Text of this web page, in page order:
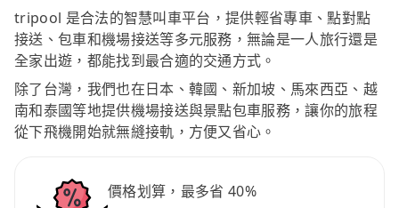
tripool 是合法的智慧叫車平台，提供輕省專車、點對點
接送、包車和機場接送等多元服務，無論是一人旅行還是
全家出遊，都能找到最合適的交通方式。
除了台灣，我們也在日本、韓國、新加坡、馬來西亞、越
南和泰國等地提供機場接送與景點包車服務，讓你的旅程
從下飛機開始就無縫接軌，方便又省心。
價格划算，最多省 40%